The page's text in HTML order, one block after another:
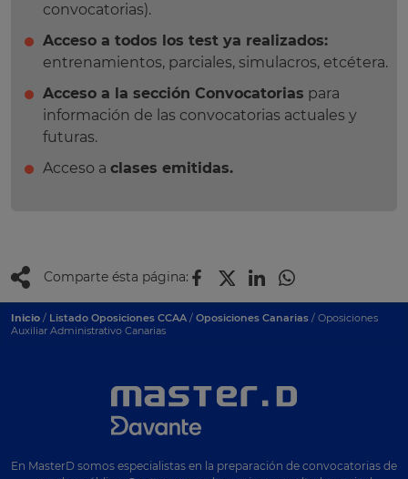
convocatorias).
Acceso a todos los test ya realizados:
entrenamientos, parciales, simulacros, etcétera.
Acceso a la sección Convocatorias para
información de las convocatorias actuales y
futuras.
Acceso a clases emitidas.
Comparte ésta página:
Inicio / Listado Oposiciones CCAA / Oposiciones Canarias / Oposiciones
Auxiliar Administrativo Canarias
En MasterD somos especialistas en la preparación de convocatorias de